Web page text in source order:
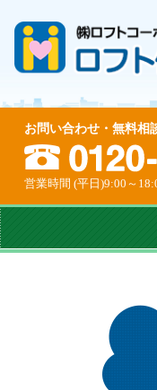
お問い合わせ・無料相
営業時間 (平日)9:00～